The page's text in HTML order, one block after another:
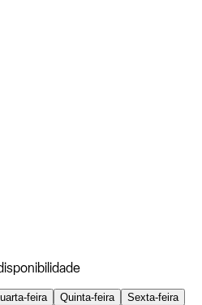
feira Quinta-feira
Sexta-feira